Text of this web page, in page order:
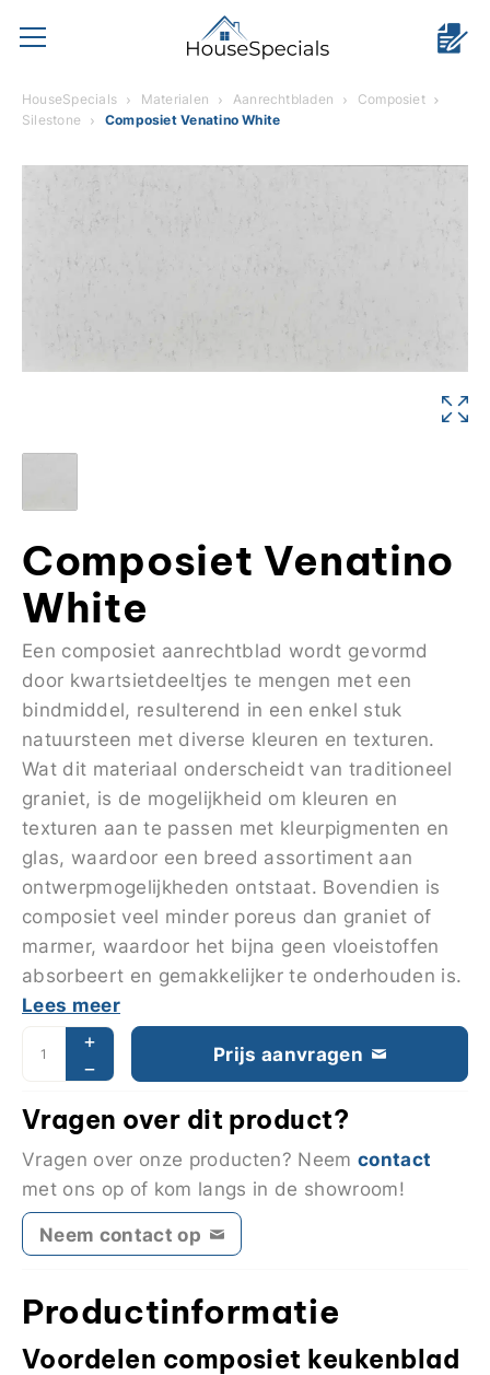
HouseSpecials Materialen Aanrechtbladen
Composiet
Silestone
Composiet Venatino White
Composiet Venatino
White
Een composiet aanrechtblad wordt gevormd
door kwartsietdeeltjes te mengen met een
bindmiddel, resulterend in een enkel stuk
natuursteen met diverse kleuren en texturen.
Wat dit materiaal onderscheidt van traditioneel
graniet, is de mogelijkheid om kleuren en
texturen aan te passen met kleurpigmenten en
glas, waardoor een breed assortiment aan
ontwerpmogelijkheden ontstaat. Bovendien is
composiet veel minder poreus dan graniet of
marmer, waardoor het bijna geen vloeistoffen
absorbeert en gemakkelijker te onderhouden is.
Lees meer
Prijs aanvragen
Vragen over dit product?
Vragen over onze producten? Neem contact
met ons op of kom langs in de showroom!
Neem contact op
Productinformatie
Voordelen composiet keukenblad